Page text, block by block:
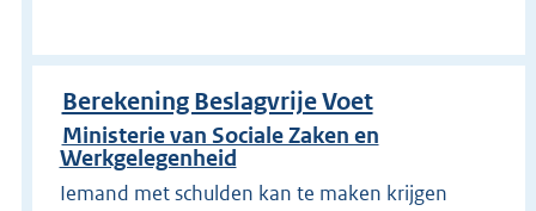
Berekening Beslagvrije Voet
Ministerie van Sociale Zaken en
Werkgelegenheid
Iemand met schulden kan te maken krijgen